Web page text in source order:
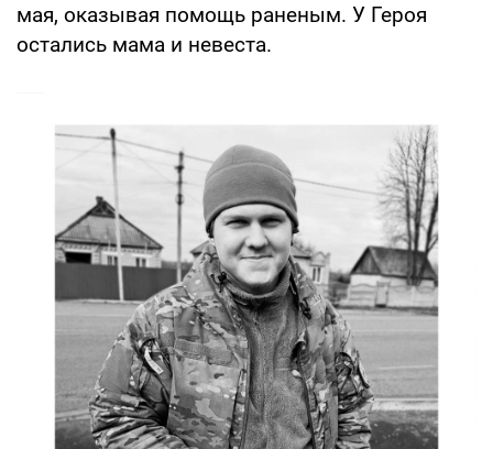
мая, оказывая помощь раненым. У Героя
остались мама и невеста.